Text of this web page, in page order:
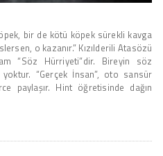
bir de kötü köpek sürekli kavga
o kazanır.” Kızılderili Atasözü
“Söz Hürriyeti”dir. Bireyin söz
“Gerçek İnsan”, oto sansür
paylaşır. Hint öğretisinde dağın